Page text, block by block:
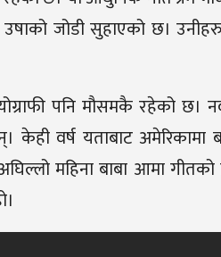
जोडी सुहाएको छ।
पनि मौसमकै रहेको छ।
केही वर्ष यताबाट
महिना बाबा आमा